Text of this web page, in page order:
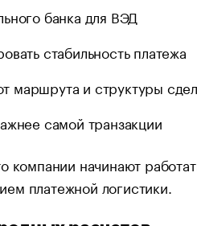
банка для ВЭД
стабильность платежа
маршрута и структуры
самой транзакции
компании начинают
платежной логистики.